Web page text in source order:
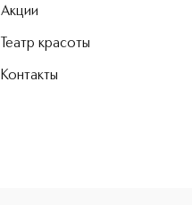
Акции
Театр красоты
Контакты